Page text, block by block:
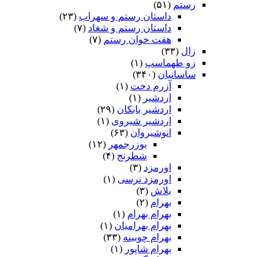
رستم (۵۱)
داستان رستم و سهراب (۲۳)
داستان رستم و شغاد (۷)
هفت خوان رستم‏ (۷)
زال (۳۳)
زو طهماسپ‏ (۱)
ساسانیان (۳۴۰)
آزرم دخت (۱)
اردشیر (۱)
اردشیر بابکان (۲۹)
اردشیر شیروی (۱)
انوشیروان (۶۳)
بوزرجمهر (۱۲)
شطرنج (۴)
اورمزد (۳)
اورمزد نرسى‏ (۱)
بلاش (۳)
بهرام (۲)
بهرام بهرام (۱)
بهرام بهرامیان‏ (۱)
بهرام چوبینه (۳۳)
بهرام شاپور (۱)